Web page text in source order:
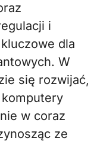
i
dla
W
się rozwijać,
w coraz
ze